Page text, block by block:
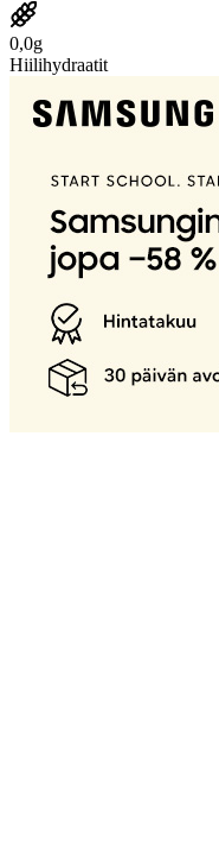
0,0g
Hiilihydraatit